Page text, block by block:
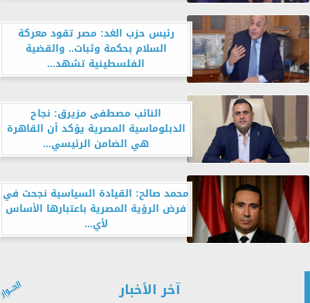
رئيس حزب الغد: مصر تقود معركة
السلام بحكمة وثبات.. والقضية
الفلسطينية تشهد...
النائب مصطفى مزيرق: نجاح
الدبلوماسية المصرية يؤكد أن القاهرة
هي الضامن الرئيسي...
محمد صالح: القيادة السياسية نجحت في
فرض الرؤية المصرية باعتبارها الأساس
لأي...
آخر الأخبار